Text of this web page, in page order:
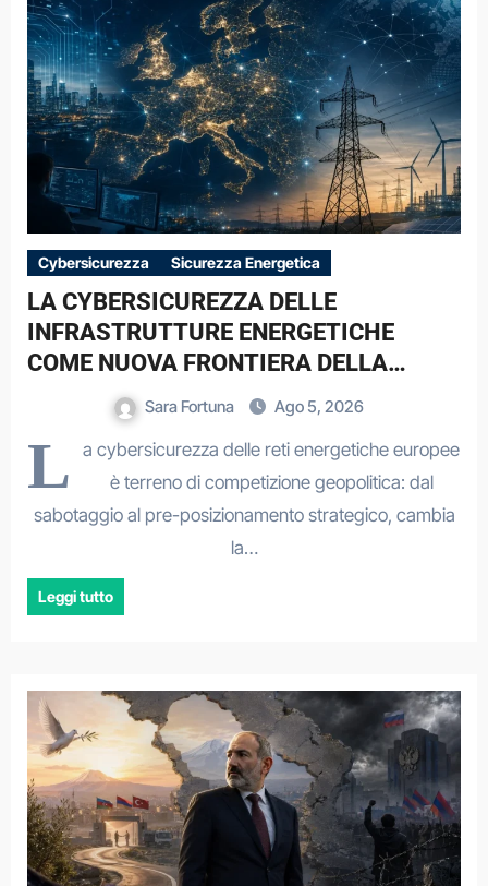
Cybersicurezza Sicurezza Energetica
LA CYBERSICUREZZA DELLE
INFRASTRUTTURE ENERGETICHE
COME NUOVA FRONTIERA DELLA
COMPETIZIONE GEOPOLITICA: IL CASO
DELLE RETI ELETTRICHE EUROPEE NEL
CONTESTO DELLA GUERRA IBRIDA
Sara Fortuna Ago 5, 2026
L
a cybersicurezza delle reti energetiche europee
è terreno di competizione geopolitica: dal
sabotaggio al pre-posizionamento strategico, cambia
la…
Leggi tutto